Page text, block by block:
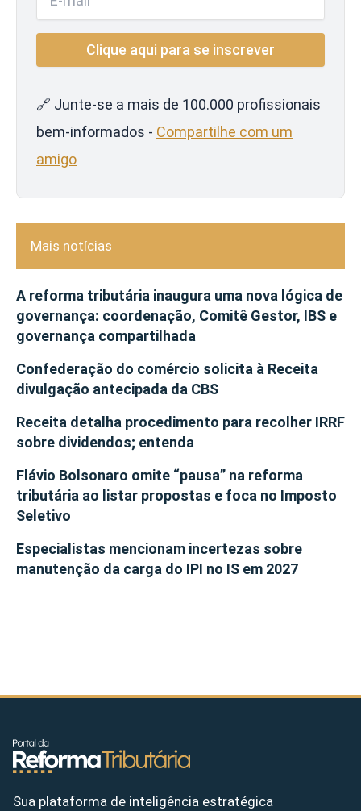
🔗 Junte-se a mais de 100.000 profissionais
bem-informados - Compartilhe com um
amigo
Mais notícias
A reforma tributária inaugura uma nova lógica de
governança: coordenação, Comitê Gestor, IBS e
governança compartilhada
Confederação do comércio solicita à Receita
divulgação antecipada da CBS
Receita detalha procedimento para recolher IRRF
sobre dividendos; entenda
Flávio Bolsonaro omite “pausa” na reforma
tributária ao listar propostas e foca no Imposto
Seletivo
Especialistas mencionam incertezas sobre
manutenção da carga do IPI no IS em 2027
Sua plataforma de inteligência estratégica